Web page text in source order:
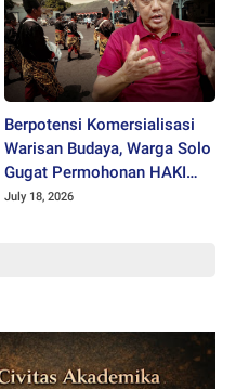
Berpotensi Komersialisasi
Warisan Budaya, Warga Solo
Gugat Permohonan HAKI
"SISKS Pakubuwono XIV"
July 18, 2026